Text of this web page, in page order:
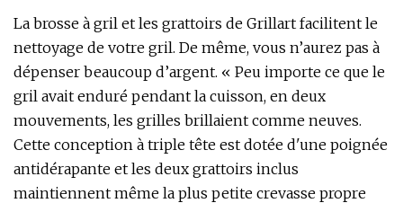
La brosse à gril et les grattoirs de Grillart facilitent le
nettoyage de votre gril. De même, vous n’aurez pas à
dépenser beaucoup d’argent. « Peu importe ce que le
gril avait enduré pendant la cuisson, en deux
mouvements, les grilles brillaient comme neuves.
Cette conception à triple tête est dotée d'une poignée
antidérapante et les deux grattoirs inclus
maintiennent même la plus petite crevasse propre